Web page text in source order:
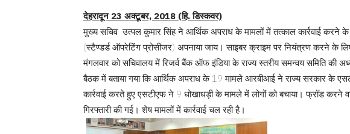
देहरादून 23 अक्टूबर, 2018 (हि. डिस्कवर)
मुख्य सचिव उत्पल कुमार सिंह ने आर्थिक अपराध के मामलों में तत्काल कार्रवाई
(स्टैण्डर्ड ऑपरेटिंग प्रोसीजर) अपनाया जाय। साइबर क्राइम पर नियंत्रण करने के
मंगलवार को सचिवालय में रिजर्व बैंक ऑफ इंडिया के राज्य स्तरीय समन्वय समिति की
बैठक में बताया गया कि आर्थिक अपराध के 19 मामले आरबीआई ने राज्य सरकार के
कार्रवाई करते हुए एसटीएफ ने 9 धोखाधड़ी के मामले में लोगों को बचाया। फ्रॉड
गिरफ्तारी की गई। शेष मामलों में कार्रवाई चल रही है।